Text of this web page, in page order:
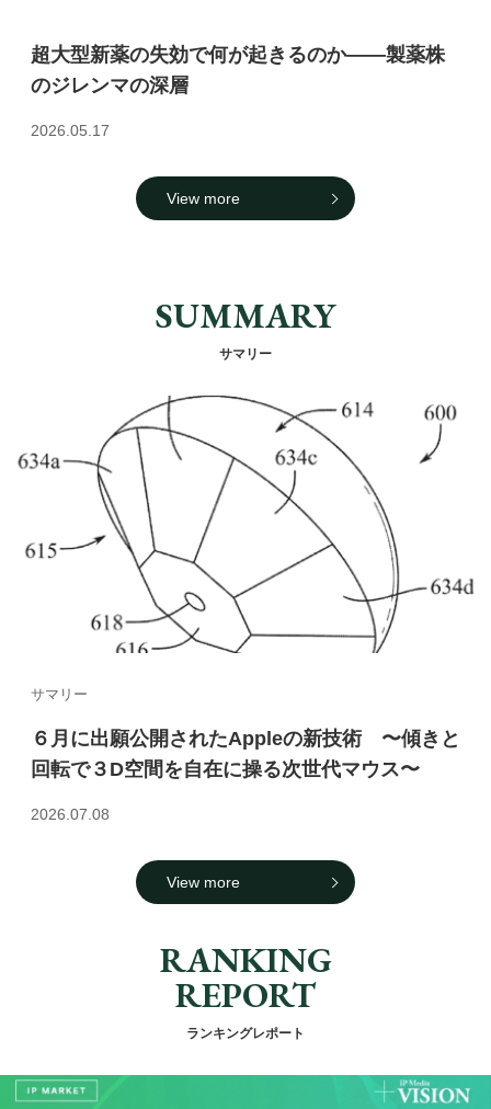
超大型新薬の失効で何が起きるのか――製薬株
のジレンマの深層
2026.05.17
View more
SUMMARY
サマリー
サマリー
６月に出願公開されたAppleの新技術 〜傾きと
回転で３D空間を自在に操る次世代マウス〜
2026.07.08
View more
RANKING
REPORT
ランキングレポート